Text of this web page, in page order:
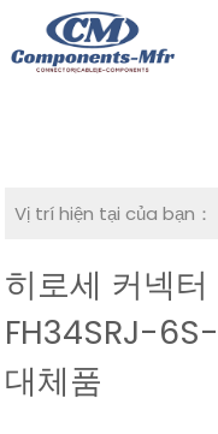
Vị trí hiện tại của bạn：
히로세 커넥
FH34SRJ-
대체품